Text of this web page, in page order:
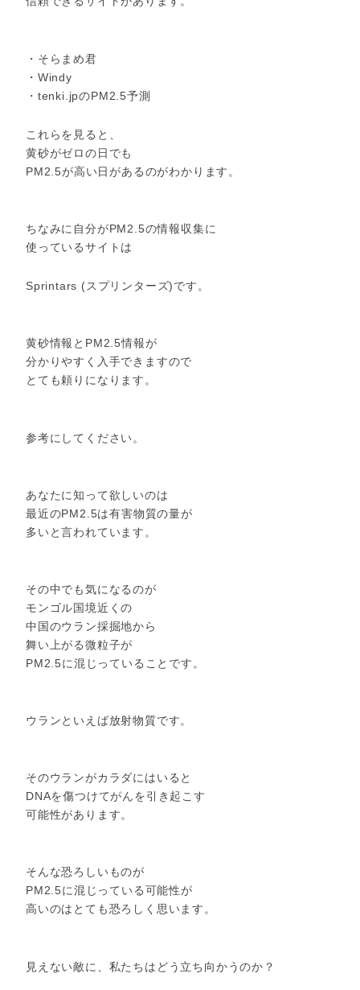
・そらまめ君
・Windy
・tenki.jpのPM2.5予測
これらを見ると、
黄砂がゼロの日でも
PM2.5が高い日があるのがわかります。
ちなみに自分がPM2.5の情報収集に
使っているサイトは
Sprintars (スプリンターズ)です。
黄砂情報とPM2.5情報が
分かりやすく入手できますので
とても頼りになります。
参考にしてください。
あなたに知って欲しいのは
最近のPM2.5は有害物質の量が
多いと言われています。
その中でも気になるのが
モンゴル国境近くの
中国のウラン採掘地から
舞い上がる微粒子が
PM2.5に混じっていることです。
ウランといえば放射物質です。
そのウランがカラダにはいると
DNAを傷つけてがんを引き起こす
可能性があります。
そんな恐ろしいものが
PM2.5に混じっている可能性が
高いのはとても恐ろしく思います。
見えない敵に、私たちはどう立ち向かうのか？